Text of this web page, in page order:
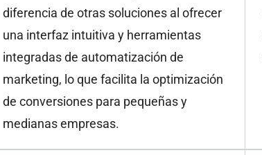
diferencia de otras soluciones al ofrecer
una interfaz intuitiva y herramientas
integradas de automatización de
marketing, lo que facilita la optimización
de conversiones para pequeñas y
medianas empresas.